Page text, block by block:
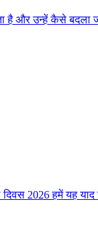
और उन्हें कैसे बदला
2026 हमें यह